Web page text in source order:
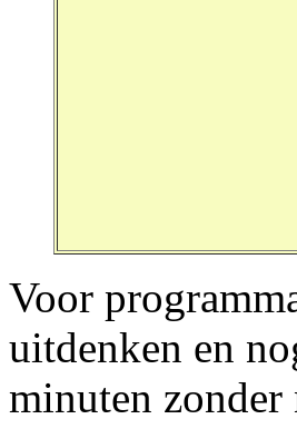
Voor
uitdenken en
minuten